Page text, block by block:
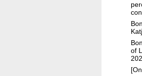
e
c
o
r
o
n
n
a
l
l
a
b
of